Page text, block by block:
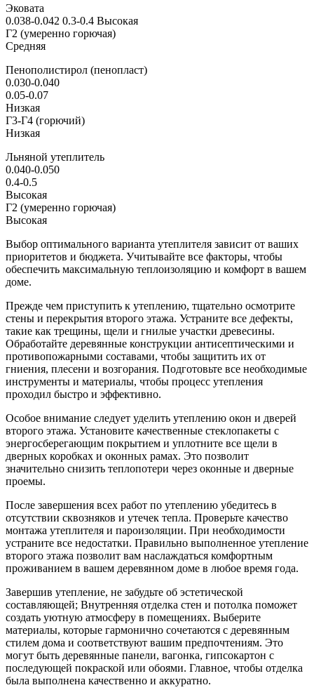
Эковата
0.038-0.042 0.3-0.4 Высокая
Г2 (умеренно горючая)
Средняя
Пенополистирол (пенопласт)
0.030-0.040
0.05-0.07
Низкая
Г3-Г4 (горючий)
Низкая
Льняной утеплитель
0.040-0.050
0.4-0.5
Высокая
Г2 (умеренно горючая)
Высокая
Выбор оптимального варианта утеплителя зависит от ваших
приоритетов и бюджета. Учитывайте все факторы, чтобы
обеспечить максимальную теплоизоляцию и комфорт в вашем
доме.
Прежде чем приступить к утеплению, тщательно осмотрите
стены и перекрытия второго этажа. Устраните все дефекты,
такие как трещины, щели и гнилые участки древесины.
Обработайте деревянные конструкции антисептическими и
противопожарными составами, чтобы защитить их от
гниения, плесени и возгорания. Подготовьте все необходимые
инструменты и материалы, чтобы процесс утепления
проходил быстро и эффективно.
Особое внимание следует уделить утеплению окон и дверей
второго этажа. Установите качественные стеклопакеты с
энергосберегающим покрытием и уплотните все щели в
дверных коробках и оконных рамах. Это позволит
значительно снизить теплопотери через оконные и дверные
проемы.
После завершения всех работ по утеплению убедитесь в
отсутствии сквозняков и утечек тепла. Проверьте качество
монтажа утеплителя и пароизоляции. При необходимости
устраните все недостатки. Правильно выполненное утепление
второго этажа позволит вам наслаждаться комфортным
проживанием в вашем деревянном доме в любое время года.
Завершив утепление, не забудьте об эстетической
составляющей; Внутренняя отделка стен и потолка поможет
создать уютную атмосферу в помещениях. Выберите
материалы, которые гармонично сочетаются с деревянным
стилем дома и соответствуют вашим предпочтениям. Это
могут быть деревянные панели, вагонка, гипсокартон с
последующей покраской или обоями. Главное, чтобы отделка
была выполнена качественно и аккуратно.